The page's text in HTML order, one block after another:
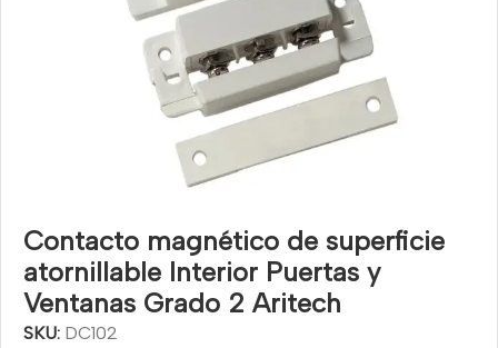
Contacto magnético de superficie
atornillable Interior Puertas y
Ventanas Grado 2 Aritech
SKU: DC102